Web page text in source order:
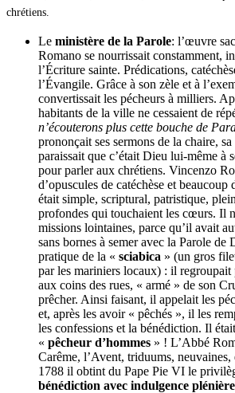
chrétiens.
Le ministère de la Parole: l’œuvre
Romano se nourrissait constamment,
l’Écriture sainte. Prédications,
l’Évangile. Grâce à son zèle et à
convertissait les pécheurs à milliers.
habitants de la ville ne cessaient de
n’écouterons plus cette bouche de
prononçait ses sermons de la chaire,
paraissait que c’était Dieu lui-même à
pour parler aux chrétiens. Vincenzo
d’opuscules de catéchèse et beaucoup
était simple, scriptural, patristique,
profondes qui touchaient les cœurs. Il
missions lointaines, parce qu’il avait
sans bornes à semer avec la Parole de
pratique de la « sciabica » (un gros
par les mariniers locaux) : il regroupait
aux coins des rues, « armé » de son
prêcher. Ainsi faisant, il appelait les
et, après les avoir « pêchés », il les
les confessions et la bénédiction. Il
« pêcheur d’hommes » ! L’Abbé
Carême, l’Avent, triduums,
1788 il obtint du Pape Pie VI le
bénédiction avec indulgence plénière